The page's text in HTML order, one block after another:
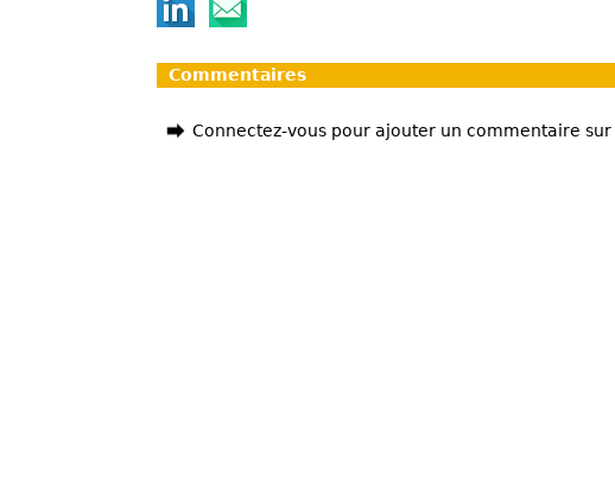
Commentaires
Connectez-vous pour ajouter un commentaire sur